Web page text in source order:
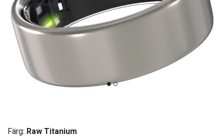
Färg: Raw Titanium